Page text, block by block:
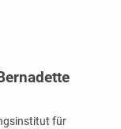
Bernadette
für